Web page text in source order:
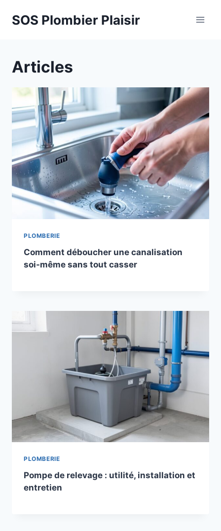
SOS Plombier Plaisir
Articles
PLOMBERIE
Comment déboucher une canalisation
soi-même sans tout casser
PLOMBERIE
Pompe de relevage : utilité, installation et
entretien